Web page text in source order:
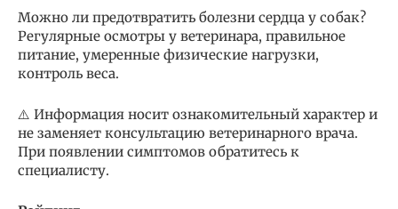
Можно ли предотвратить болезни сердца у собак?
Регулярные осмотры у ветеринара, правильное
питание, умеренные физические нагрузки,
контроль веса.
⚠️ Информация носит ознакомительный характер и
не заменяет консультацию ветеринарного врача.
При появлении симптомов обратитесь к
специалисту.